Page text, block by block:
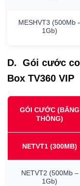
MESHVT3 (500Mb
1Gb)
D. Gói cước
Box TV360 VIP
GÓI CƯỚC (BĂNG
THÔNG)
NETVT1 (300MB)
NETVT2 (500Mb –
1Gb)